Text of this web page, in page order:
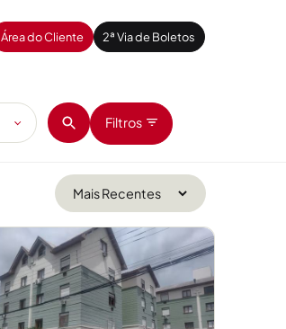
Área do Cliente 2ª Via de Boletos
Filtros